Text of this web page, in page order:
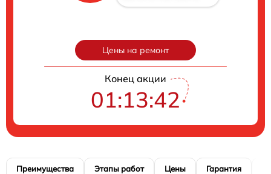
Цены на ремонт
Конец акции
01:13:41
Преимущества Этапы работ Цены Гарантия